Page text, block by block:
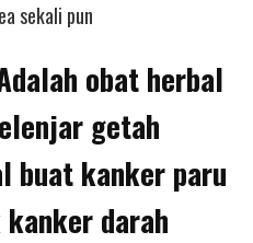
sekali pun
obat herbal
getah
buat kanker paru
darah